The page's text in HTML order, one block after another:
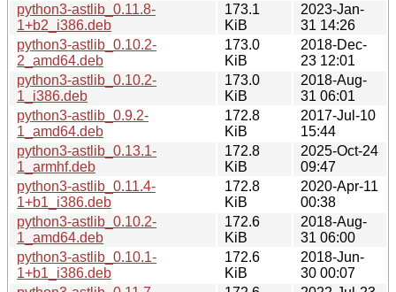
python3-astlib_0.11.8-
1+b2_i386.deb
173.1
KiB
2023-Jan-
31 14:26
python3-astlib_0.10.2-
2_amd64.deb
173.0
KiB
2018-Dec-
23 12:01
python3-astlib_0.10.2-
1_i386.deb
173.0
KiB
2018-Aug-
31 06:01
python3-astlib_0.9.2-
1_amd64.deb
172.8
KiB
2017-Jul-10
15:44
python3-astlib_0.13.1-
1_armhf.deb
172.8
KiB
2025-Oct-24
09:47
python3-astlib_0.11.4-
1+b1_i386.deb
172.8
KiB
2020-Apr-11
00:38
python3-astlib_0.10.2-
1_amd64.deb
172.6
KiB
2018-Aug-
31 06:00
python3-astlib_0.10.1-
1+b1_i386.deb
172.6
KiB
2018-Jun-
30 00:07